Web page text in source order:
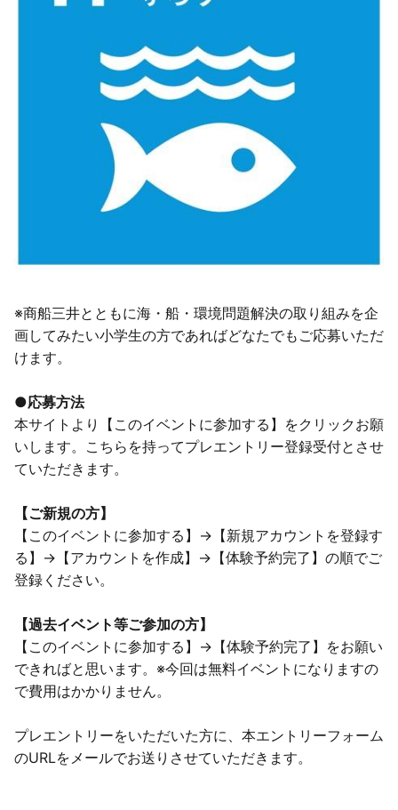
※商船三井とともに海・船・環境問題解決の取り組みを企
画してみたい小学生の方であればどなたでもご応募いただ
けます。
●応募方法
本サイトより【このイベントに参加する】をクリックお願
いします。こちらを持ってプレエントリー登録受付とさせ
ていただきます。
【ご新規の方】
【このイベントに参加する】→【新規アカウントを登録す
る】→【アカウントを作成】→【体験予約完了】の順でご
登録ください。
【過去イベント等ご参加の方】
【このイベントに参加する】→【体験予約完了】をお願い
できればと思います。※今回は無料イベントになりますの
で費用はかかりません。
プレエントリーをいただいた方に、本エントリーフォーム
のURLをメールでお送りさせていただきます。